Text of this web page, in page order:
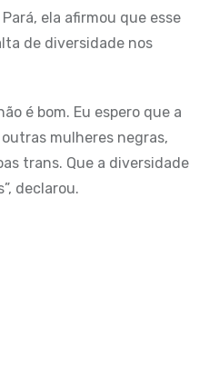
ela afirmou que esse
de diversidade nos
é bom. Eu espero que a
mulheres negras,
trans. Que a diversidade
declarou.